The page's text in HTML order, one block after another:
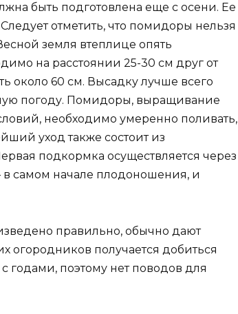
быть подготовлена еще с осени. Ее
отметить, что помидоры нельзя
земля втеплице опять
на расстоянии 25-30 см друг от
около 60 см. Высадку лучше всего
погоду. Помидоры, выращивание
необходимо умеренно поливать,
уход также состоит из
подкормка осуществляется через
в самом начале плодоношения, и
правильно, обычно дают
получается добиться
годами, поэтому нет поводов для